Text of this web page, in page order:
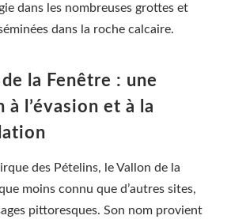
dans les nombreuses grottes et
dans la roche calcaire.
de la Fenêtre : une
l’évasion et à la
des Pételins, le Vallon de la
moins connu que d’autres sites,
pittoresques. Son nom provient